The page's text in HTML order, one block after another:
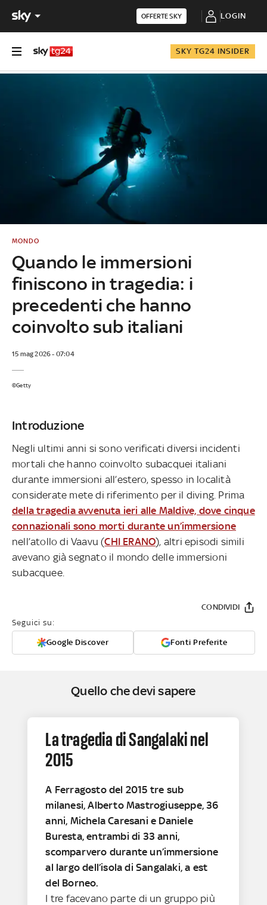
OFFERTE SKY LOGIN
SKY TG24 INSIDER
Quando le immersioni
finiscono in tragedia: i
precedenti che hanno
coinvolto sub italiani
MONDO
15 mag 2026 - 07:04
©Getty
Introduzione
Negli ultimi anni si sono verificati diversi incidenti
mortali che hanno coinvolto subacquei italiani
durante immersioni all’estero, spesso in località
considerate mete di riferimento per il diving. Prima
della tragedia avvenuta ieri alle Maldive, dove cinque
connazionali sono morti durante un’immersione
nell’atollo di Vaavu (CHI ERANO), altri episodi simili
avevano già segnato il mondo delle immersioni
subacquee.
Seguici su:
Google Discover Fonti Preferite
CONDIVIDI
Quello che devi sapere
La tragedia di Sangalaki nel
2015
A Ferragosto del 2015 tre sub
milanesi, Alberto Mastrogiuseppe, 36
anni, Michela Caresani e Daniele
Buresta, entrambi di 33 anni,
scomparvero durante un’immersione
al largo dell’isola di Sangalaki, a est
del Borneo.
I tre facevano parte di un gruppo più